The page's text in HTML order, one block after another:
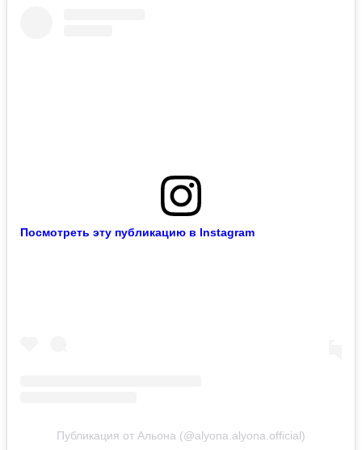
Посмотреть эту публикацию в Instagram
Публикация от Альона (@alyona.alyona.official)